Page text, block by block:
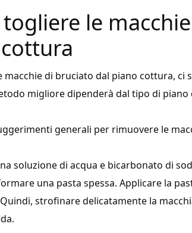
le
macchie di bruciato dal piano cottura, ci
migliore dipenderà dal tipo di
generali per rimuovere le
soluzione di acqua e bicarbonato di
una pasta spessa. Applicare la
strofinare delicatamente la